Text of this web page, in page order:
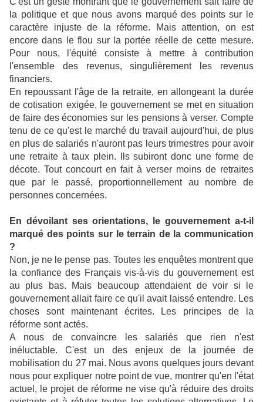
la politique et que nous avons marqué des points sur le
caractère injuste de la réforme. Mais attention, on est
encore dans le flou sur la portée réelle de cette mesure.
Pour nous, l'équité consiste à mettre à contribution
l'ensemble des revenus, singulièrement les revenus
financiers.
En repoussant l'âge de la retraite, en allongeant la durée
de cotisation exigée, le gouvernement se met en situation
de faire des économies sur les pensions à verser. Compte
tenu de ce qu'est le marché du travail aujourd'hui, de plus
en plus de salariés n'auront pas leurs trimestres pour avoir
une retraite à taux plein. Ils subiront donc une forme de
décote. Tout concourt en fait à verser moins de retraites
que par le passé, proportionnellement au nombre de
personnes concernées.
En dévoilant ses orientations, le gouvernement a-t-il
marqué des points sur le terrain de la communication
?
Non, je ne le pense pas. Toutes les enquêtes montrent que
la confiance des Français vis-à-vis du gouvernement est
au plus bas. Mais beaucoup attendaient de voir si le
gouvernement allait faire ce qu'il avait laissé entendre. Les
choses sont maintenant écrites. Les principes de la
réforme sont actés.
A nous de convaincre les salariés que rien n'est
inéluctable. C'est un des enjeux de la journée de
mobilisation du 27 mai. Nous avons quelques jours devant
nous pour expliquer notre point de vue, montrer qu'en l'état
actuel, le projet de réforme ne vise qu'à réduire des droits